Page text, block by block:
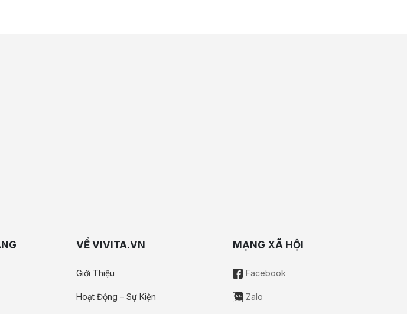
VỀ VIVITA.VN
Giới Thiệu
Hoạt Động – Sự Kiện
MẠNG XÃ HỘI
Facebook
Zalo